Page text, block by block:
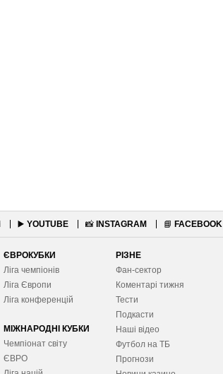
▶️ YOUTUBE 📸 INSTAGRAM 📘 FACEBOOK
ЄВРОКУБКИ
Ліга чемпіонів
Ліга Європи
Ліга конференцій
МІЖНАРОДНІ КУБКИ
Чемпіонат світу
ЄВРО
РІЗНЕ
Фан-сектор
Коментарі тижня
Тести
Подкасти
Наші відео
Футбол на ТБ
Прогнози